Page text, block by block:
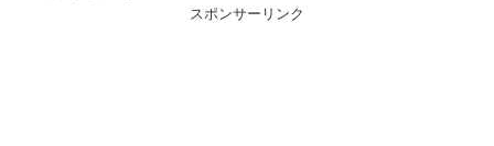
スポンサーリンク